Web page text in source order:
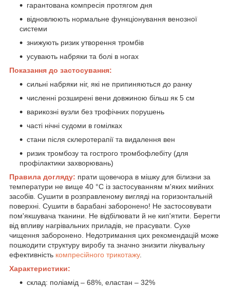
гарантована компресія протягом дня
відновлюють нормальне функціонування венозної
системи
знижують ризик утворення тромбів
усувають набряки та болі в ногах
Показання до застосування:
сильні набряки ніг, які не припиняються до ранку
численні розширені вени довжиною більш як 5 см
варикозні вузли без трофічних порушень
часті нічні судоми в гомілках
стани після склеротерапії та видалення вен
ризик тромбозу та гострого тромбофлебіту (для
профілактики захворювань)
Правила догляду: прати щовечора в мішку для білизни за
температури не вище 40 °С із застосуванням м'яких мийних
засобів. Сушити в розправленому вигляді на горизонтальній
поверхні. Сушити в барабані заборонено! Не застосовувати
пом'якшувача тканини. Не відбілювати й не кип'ятити. Берегти
від впливу нагрівальних приладів, не прасувати. Сухе
чищення заборонено. Недотримання цих рекомендацій може
пошкодити структуру виробу та значно знизити лікувальну
ефективність компресійного трикотажу.
Характеристики:
склад: поліамід – 68%, еластан – 32%